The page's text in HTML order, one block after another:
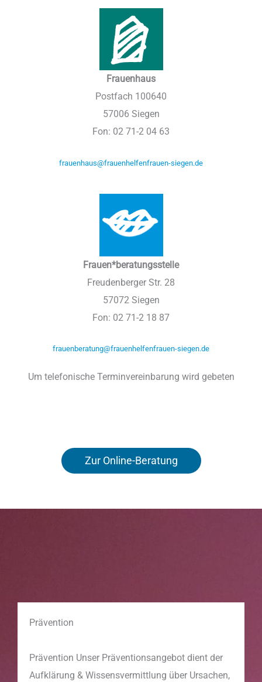
Frauenhaus
Postfach 100640
57006 Siegen
Fon: 02 71-2 04 63
frauenhaus@frauenhelfenfrauen-siegen.de
Frauen*beratungsstelle
Freudenberger Str. 28
57072 Siegen
Fon: 02 71-2 18 87
frauenberatung@frauenhelfenfrauen-siegen.de
Um telefonische Terminvereinbarung wird gebeten
Zur Online-Beratung
Prävention
Prävention Unser Präventionsangebot dient der
Aufklärung & Wissensvermittlung über Ursachen,